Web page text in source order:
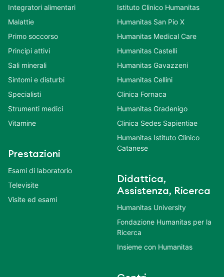
Integratori alimentari
Malattie
Primo soccorso
Principi attivi
Sali minerali
Sintomi e disturbi
Specialisti
Strumenti medici
Vitamine
Prestazioni
Esami di laboratorio
Televisite
Visite ed esami
Istituto Clinico Humanitas
Humanitas San Pio X
Humanitas Medical Care
Humanitas Castelli
Humanitas Gavazzeni
Humanitas Cellini
Clinica Fornaca
Humanitas Gradenigo
Clinica Sedes Sapientiae
Humanitas Istituto Clinico
Catanese
Didattica,
Assistenza, Ricerca
Humanitas University
Fondazione Humanitas per la
Ricerca
Insieme con Humanitas